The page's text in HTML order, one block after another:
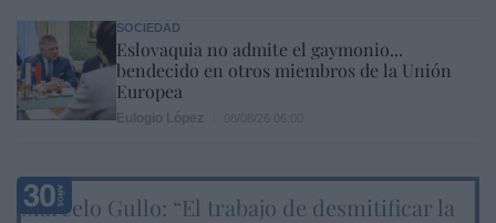
SOCIEDAD
Eslovaquia no admite el gaymonio...
bendecido en otros miembros de la Unión
Europea
Marcelo Gullo: “El trabajo de desmitificar la